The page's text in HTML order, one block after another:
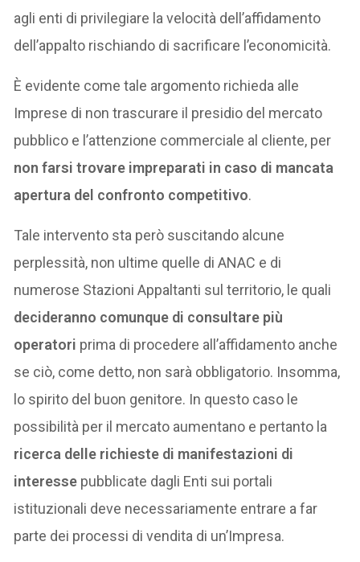
agli enti di privilegiare la velocità dell’affidamento
dell’appalto rischiando di sacrificare l’economicità.
È evidente come tale argomento richieda alle
Imprese di non trascurare il presidio del mercato
pubblico e l’attenzione commerciale al cliente, per
non farsi trovare impreparati in caso di mancata
apertura del confronto competitivo.
Tale intervento sta però suscitando alcune
perplessità, non ultime quelle di ANAC e di
numerose Stazioni Appaltanti sul territorio, le quali
decideranno comunque di consultare più
operatori prima di procedere all’affidamento anche
se ciò, come detto, non sarà obbligatorio. Insomma,
lo spirito del buon genitore. In questo caso le
possibilità per il mercato aumentano e pertanto la
ricerca delle richieste di manifestazioni di
interesse pubblicate dagli Enti sui portali
istituzionali deve necessariamente entrare a far
parte dei processi di vendita di un’Impresa.